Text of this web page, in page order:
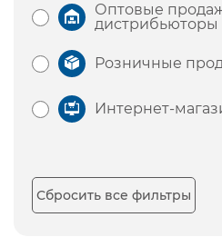
Оптовые
дистрибьюторы
Розничные
Интернет-
Сбросить все фильтры